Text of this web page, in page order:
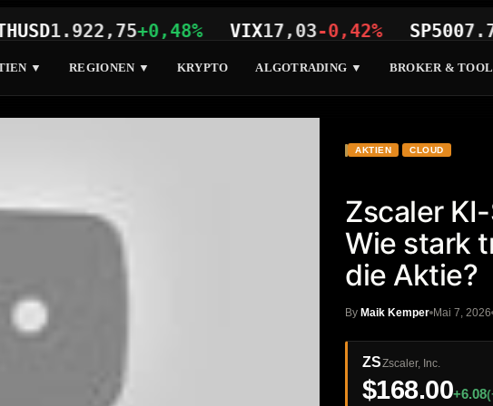
1.922,75+0,48% VIX 17,03-0,42% SP500
▼ REGIONEN ▼ KRYPTO ALGOTRADING ▼ BROKER &
AKTIEN CLOUD
Zscaler
Wie stark
die Aktie?
By Maik Kemper Mai 7, 2026
ZSZscaler, Inc.
$168.00+6.08